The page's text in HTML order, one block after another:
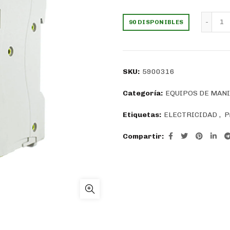
precio
90 DISPONIBLES
SKU: 5900316
Categoría: EQUIPOS DE
Etiquetas: ELECTRICIDAD ,
Compartir